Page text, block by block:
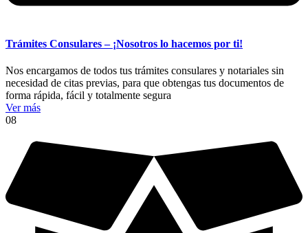
Trámites Consulares – ¡Nosotros lo hacemos por ti!
Nos encargamos de todos tus trámites consulares y notariales sin
necesidad de citas previas, para que obtengas tus documentos de
forma rápida, fácil y totalmente segura
Ver más
08